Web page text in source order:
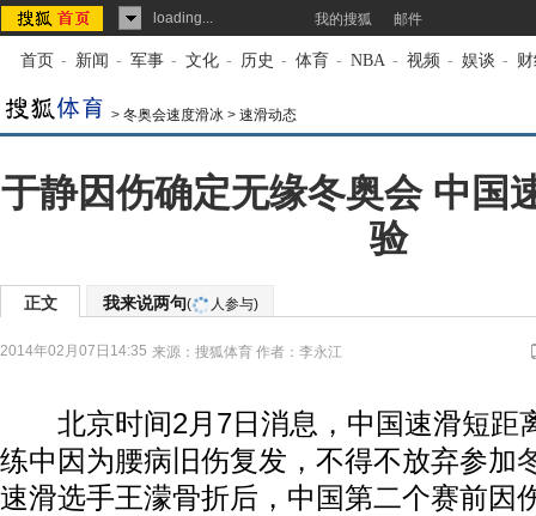
loading... 我的搜狐 邮件
首页 - 新闻 - 军事 - 文化 - 历史 - 体育 - NBA - 视频 - 娱谈 -
> 冬奥会速度滑冰 > 速滑动态
于静因伤确定无缘冬奥会 中国
验
正文 我来说两句( 人参与)
2014年02月07日14:35 来源： 搜狐体育 作者：李永江
北京时间2月7日消息，中国速滑短距
练中因为腰病旧伤复发，不得不放弃参加
速滑选手王濛骨折后，中国第二个赛前因